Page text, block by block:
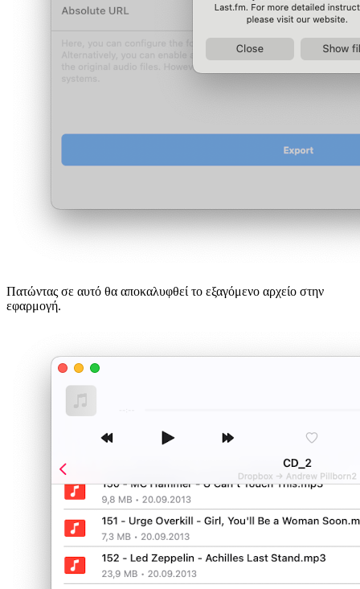
Πατώντας σε αυτό θα αποκαλυφθεί το εξαγόμενο αρχείο στην
εφαρμογή.